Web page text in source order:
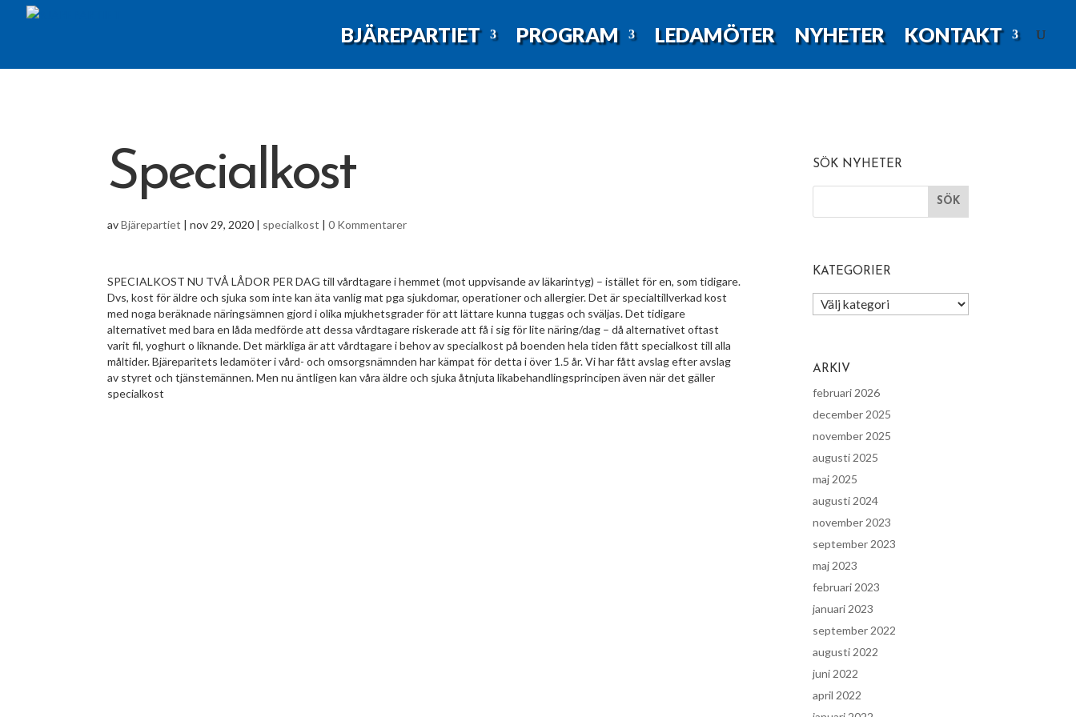
BJÄREPARTIET PROGRAM LEDAMÖTER NYHETER KONTAKT
Specialkost
avBjärepartiet |nov 29, 2020 | specialkost |0 Kommentarer
SPECIALKOST NU TVÅ LÅDOR PER DAG till vårdtagare i hemmet (mot uppvisande av läkarintyg) – istället för en, som tidigare.
Dvs, kost för äldre och sjuka som inte kan äta vanlig mat pga sjukdomar, operationer och allergier. Det är specialtillverkad kost
med noga beräknade näringsämnen gjord i olika mjukhetsgrader för att lättare kunna tuggas och sväljas. Det tidigare
alternativet med bara en låda medförde att dessa vårdtagare riskerade att få i sig för lite näring/dag – då alternativet oftast
varit fil, yoghurt o liknande. Det märkliga är att vårdtagare i behov av specialkost på boenden hela tiden fått specialkost till alla
måltider. Bjäreparitets ledamöter i vård- och omsorgsnämnden har kämpat för detta i över 1.5 år. Vi har fått avslag efter avslag
av styret och tjänstemännen. Men nu äntligen kan våra äldre och sjuka åtnjuta likabehandlingsprincipen även när det gäller
specialkost
SÖK NYHETER
KATEGORIER
Kategorier
ARKIV
februari 2026
december 2025
november 2025
augusti 2025
maj 2025
augusti 2024
november 2023
september 2023
maj 2023
februari 2023
januari 2023
september 2022
augusti 2022
juni 2022
april 2022